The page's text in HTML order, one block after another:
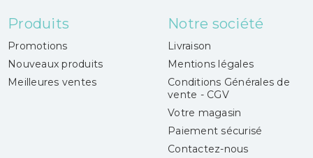
Produits
Promotions
Nouveaux produits
Meilleures ventes
Notre société
Livraison
Mentions légales
Conditions Générales de
vente - CGV
Votre magasin
Paiement sécurisé
Contactez-nous